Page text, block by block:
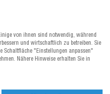
aus der Ladung
Sie
Güter können
«atmen». Natürlich ist
mit Netzstruktur auf Rolle
damit Sie optimal für
Wenn Sie Hilfe bei der
von ihnen sind notwendig, während
und wirtschaftlich zu betreiben. Sie
Schaltfläche "Einstellungen anpassen"
Nähere Hinweise erhalten Sie in